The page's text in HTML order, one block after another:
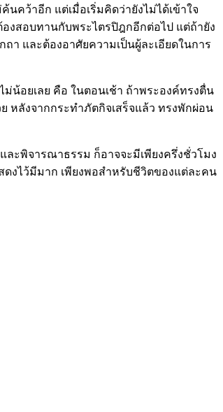
คว้าอีก แต่เมื่อเริ่มคิดว่ายังไม่ได้เข้าใจ
องสอบทานกับพระไตรปิฎกอีกต่อไป แต่ถ้ายัง
า และต้องอาศัยความเป็นผู้ละเอียดในการ
น้อยเลย คือ ในตอนเช้า ถ้าพระองค์ทรงตื่น
ลังจากกระทำภัตกิจเสร็จแล้ว ทรงพักผ่อน
ะพิจารณาธรรม ก็อาจจะมีเพียงครึ่งชั่วโมง
ดงไว้มีมาก เพียงพอสำหรับชีวิตของแต่ละคน